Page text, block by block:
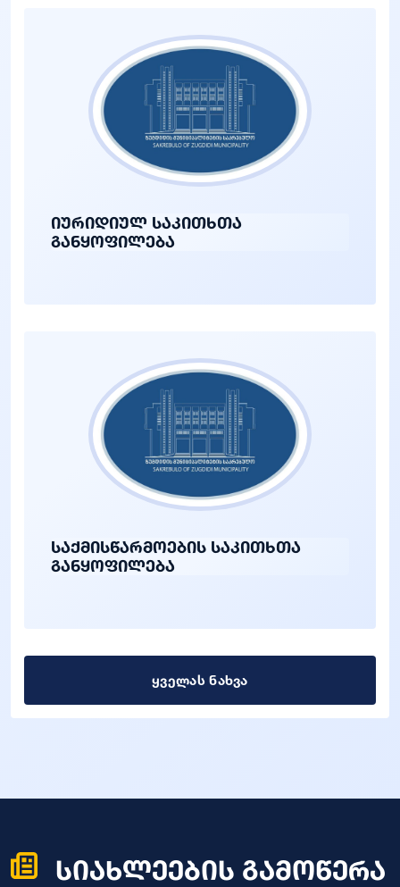
იურიდიულ საკითხთა
განყოფილება
საქმისწარმოების საკითხთა
განყოფილება
ყველას ნახვა
სიახლეების გამოწერა